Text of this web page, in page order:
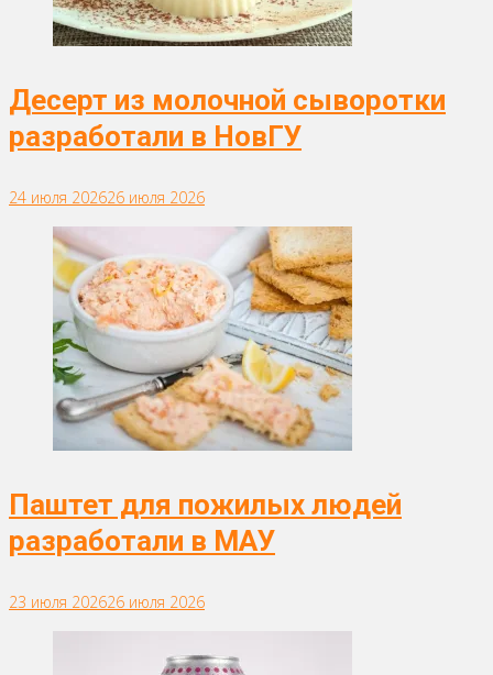
Десерт из молочной сыворотки
разработали в НовГУ
24 июля 202626 июля 2026
Паштет для пожилых людей
разработали в МАУ
23 июля 202626 июля 2026